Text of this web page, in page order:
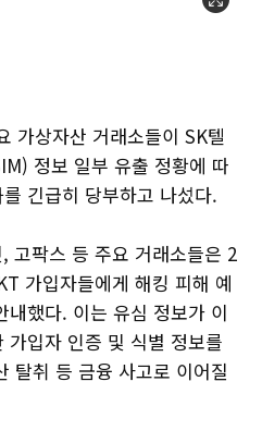
가상자산 거래소들이 SK텔
정보 일부 유출 정황에 따
긴급히 당부하고 나섰다.
고팍스 등 주요 거래소들은 2
가입자들에게 해킹 피해 예
했다. 이는 유심 정보가 이
입자 인증 및 식별 정보를
탈취 등 금융 사고로 이어질